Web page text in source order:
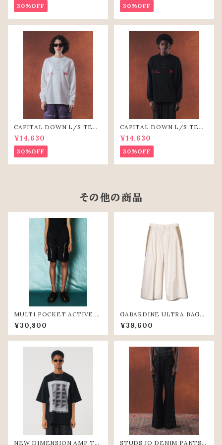
30%OFF 30%OFF
CAPITAL DOWN L/S TEE
（WHT）
¥14,630
30%OFF
CAPITAL DOWN L/S TEE
(BLK)
¥14,630
30%OFF
その他の商品
MULTI POCKET ACTIVE S
HORT PANTS(BLK)
¥30,800
GABARDINE ULTRA BAGG
Y PANTS (IVR)
¥39,600
NEW DIMENSION AMP TE
STUDS JQ DENIM PANTS